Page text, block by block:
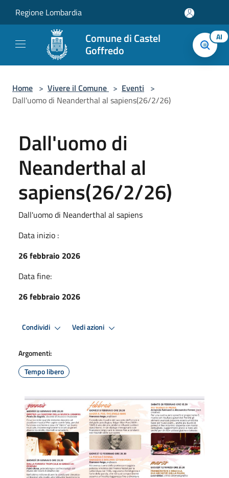
Regione Lombardia
Comune di Castel
Goffredo
AI
Home > Vivere il Comune > Eventi >
Dall'uomo di Neanderthal al sapiens(26/2/26)
Dall'uomo di
Neanderthal al
sapiens(26/2/26)
Dall'uomo di Neanderthal al sapiens
Data inizio :
26 febbraio 2026
Data fine:
26 febbraio 2026
Condividi Vedi azioni
Argomenti:
Tempo libero